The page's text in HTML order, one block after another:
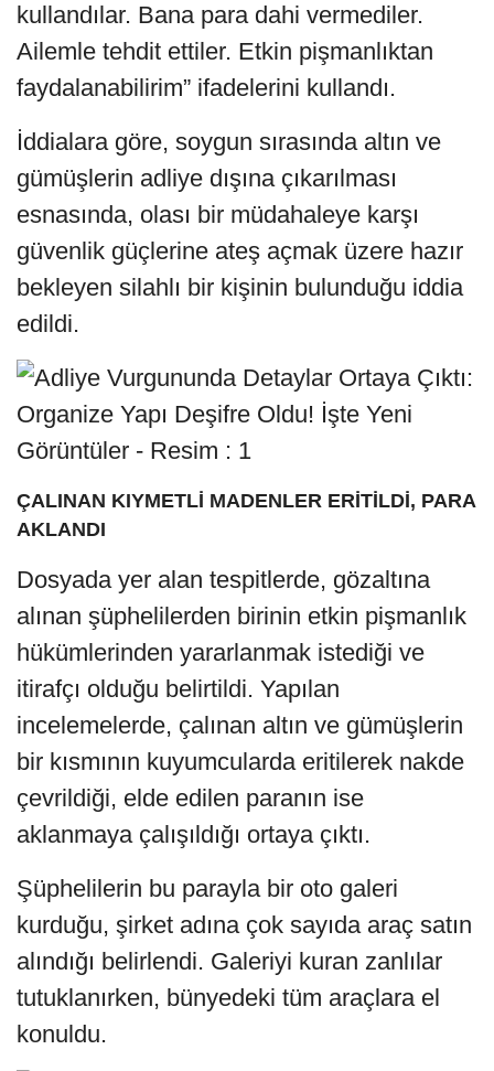
kullandılar. Bana para dahi vermediler.
Ailemle tehdit ettiler. Etkin pişmanlıktan
faydalanabilirim” ifadelerini kullandı.
İddialara göre, soygun sırasında altın ve
gümüşlerin adliye dışına çıkarılması
esnasında, olası bir müdahaleye karşı
güvenlik güçlerine ateş açmak üzere hazır
bekleyen silahlı bir kişinin bulunduğu iddia
edildi.
ÇALINAN KIYMETLİ MADENLER ERİTİLDİ, PARA
AKLANDI
Dosyada yer alan tespitlerde, gözaltına
alınan şüphelilerden birinin etkin pişmanlık
hükümlerinden yararlanmak istediği ve
itirafçı olduğu belirtildi. Yapılan
incelemelerde, çalınan altın ve gümüşlerin
bir kısmının kuyumcularda eritilerek nakde
çevrildiği, elde edilen paranın ise
aklanmaya çalışıldığı ortaya çıktı.
Şüphelilerin bu parayla bir oto galeri
kurduğu, şirket adına çok sayıda araç satın
alındığı belirlendi. Galeriyi kuran zanlılar
tutuklanırken, bünyedeki tüm araçlara el
konuldu.